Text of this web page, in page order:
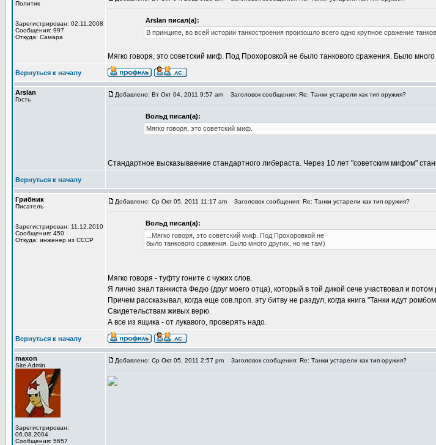
Политик
Зарегистрирован: 02.11.2008
Сообщения: 997
Откуда: Самара
Arslan писал(а):
В принципе, во всей истории танкостроения произошло всего одно крупное сражение
Мягко говоря, это советский миф. Под Прохоровкой не было танкового сражения. Было
Вернуться к началу
Arslan
Гость
Добавлено: Вт Окт 04, 2011 9:57 am Заголовок сообщения: Re: Танки устарели как тип оружия?
Вольд писал(а):
Мягко говоря, это советский миф.
Стандартное высказываение стандартного либераста. Через 10 лет "советским мифом"
Вернуться к началу
Грибник
Писатель
Зарегистрирован: 11.12.2010
Сообщения: 450
Откуда: инженер из СССР
Добавлено: Ср Окт 05, 2011 11:17 am Заголовок сообщения: Re: Танки устарели как тип оружия?
Вольд писал(а):
...Мягко говоря, это советский миф. Под Прохоровкой не
было танкового сражения. Было много других, но не там)
Мягко говоря - туфту гоните с чужих слов.
Я лично знал танкиста Федю (друг моего отца), который в той дикой сече участвовал и
Причем рассказывал, когда еще сов.проп. эту битву не раздул, когда книга "Танки идут
Свидетельствам живых верю.
А все из ящика - от лукавого, проверять надо.
Вернуться к началу
maxon
Site Admin
Зарегистрирован:
06.08.2004
Сообщения: 5657
Добавлено: Ср Окт 05, 2011 2:57 pm Заголовок сообщения: Re: Танки устарели как тип оружия?